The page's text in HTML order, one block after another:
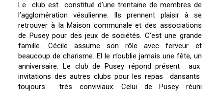
Le club est constitué d’une trentaine de membres de
l’agglomération vésulienne. Ils prennent plaisir à se
retrouver à la Maison communale et des associations
de Pusey pour des jeux de sociétés. C’est une grande
famille. Cécile assume son rôle avec ferveur et
beaucoup de charisme. El le n’oublie jamais une fête, un
anniversaire. Le club de Pusey répond présent aux
invitations des autres clubs pour les repas dansants
toujours très conviviaux. Celui de Pusey réuni